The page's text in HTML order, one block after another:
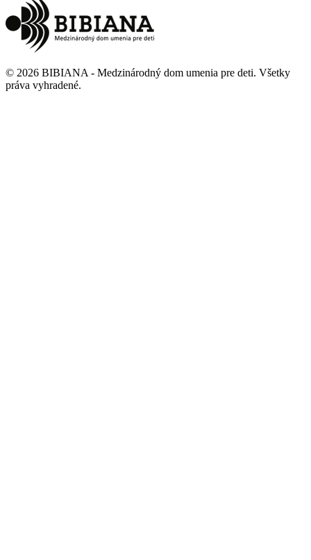
© 2026 BIBIANA - Medzinárodný dom umenia pre deti. Všetky
práva vyhradené.